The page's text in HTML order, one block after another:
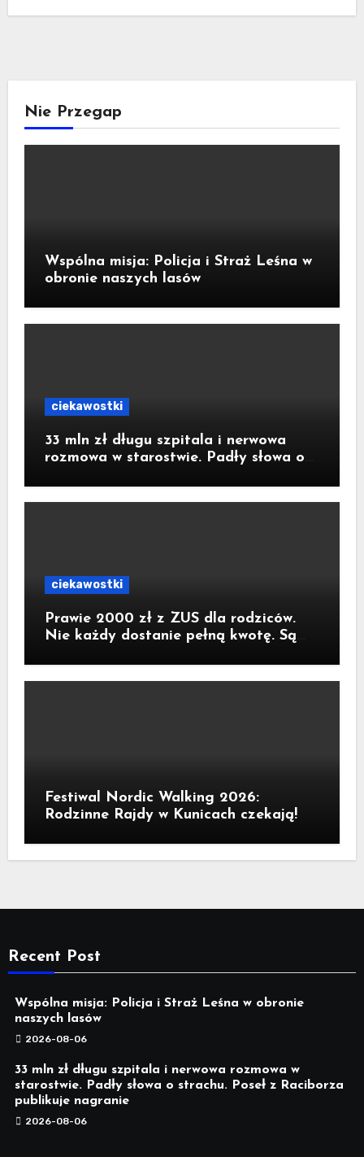
Nie Przegap
Wspólna misja: Policja i Straż Leśna w
obronie naszych lasów
ciekawostki
33 mln zł długu szpitala i nerwowa
rozmowa w starostwie. Padły słowa o
nagranie
ciekawostki
Prawie 2000 zł z ZUS dla rodziców.
Nie każdy dostanie pełną kwotę. Są
Festiwal Nordic Walking 2026:
Rodzinne Rajdy w Kunicach czekają!
Recent Post
Wspólna misja: Policja i Straż Leśna w obronie
naszych lasów
2026-08-06
33 mln zł długu szpitala i nerwowa rozmowa w
starostwie. Padły słowa o strachu. Poseł z Raciborza
publikuje nagranie
2026-08-06